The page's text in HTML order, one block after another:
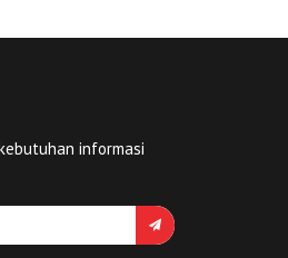
informasi